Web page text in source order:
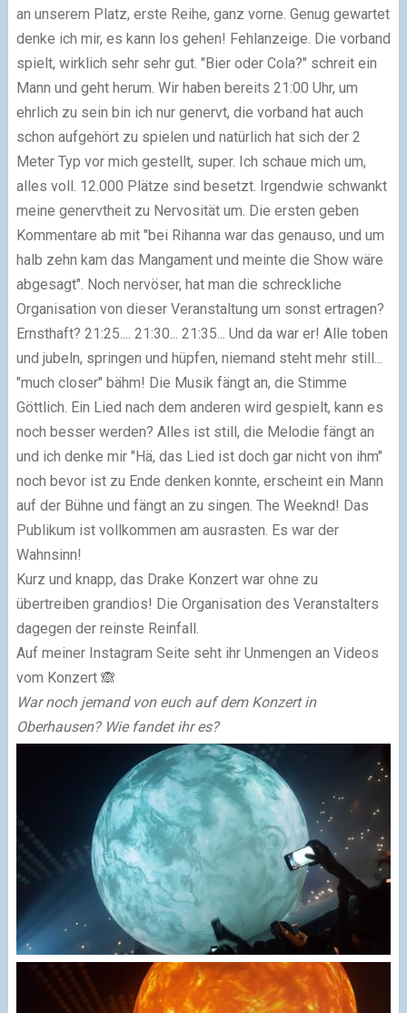
an unserem Platz, erste Reihe, ganz vorne. Genug gewartet
denke ich mir, es kann los gehen! Fehlanzeige. Die vorband
spielt, wirklich sehr sehr gut. "Bier oder Cola?" schreit ein
Mann und geht herum. Wir haben bereits 21:00 Uhr, um
ehrlich zu sein bin ich nur genervt, die vorband hat auch
schon aufgehört zu spielen und natürlich hat sich der 2
Meter Typ vor mich gestellt, super. Ich schaue mich um,
alles voll. 12.000 Plätze sind besetzt. Irgendwie schwankt
meine genervtheit zu Nervosität um. Die ersten geben
Kommentare ab mit "bei Rihanna war das genauso, und um
halb zehn kam das Mangament und meinte die Show wäre
abgesagt". Noch nervöser, hat man die schreckliche
Organisation von dieser Veranstaltung um sonst ertragen?
Ernsthaft? 21:25.... 21:30... 21:35... Und da war er! Alle toben
und jubeln, springen und hüpfen, niemand steht mehr still...
"much closer" bähm! Die Musik fängt an, die Stimme
Göttlich. Ein Lied nach dem anderen wird gespielt, kann es
noch besser werden? Alles ist still, die Melodie fängt an
und ich denke mir "Hä, das Lied ist doch gar nicht von ihm"
noch bevor ist zu Ende denken konnte, erscheint ein Mann
auf der Bühne und fängt an zu singen. The Weeknd! Das
Publikum ist vollkommen am ausrasten. Es war der
Wahnsinn!
Kurz und knapp, das Drake Konzert war ohne zu
übertreiben grandios! Die Organisation des Veranstalters
dagegen der reinste Reinfall.
Auf meiner Instagram Seite seht ihr Unmengen an Videos
vom Konzert 🙈
War noch jemand von euch auf dem Konzert in
Oberhausen? Wie fandet ihr es?